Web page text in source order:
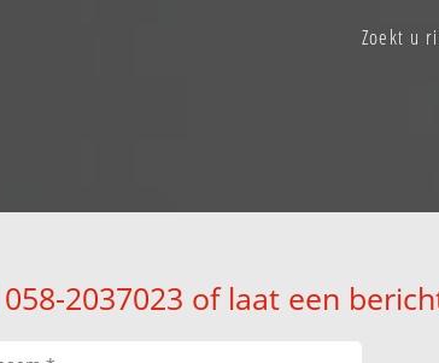
Zoekt u
058-2037023 of laat een